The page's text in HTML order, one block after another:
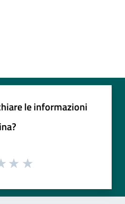
le informazioni